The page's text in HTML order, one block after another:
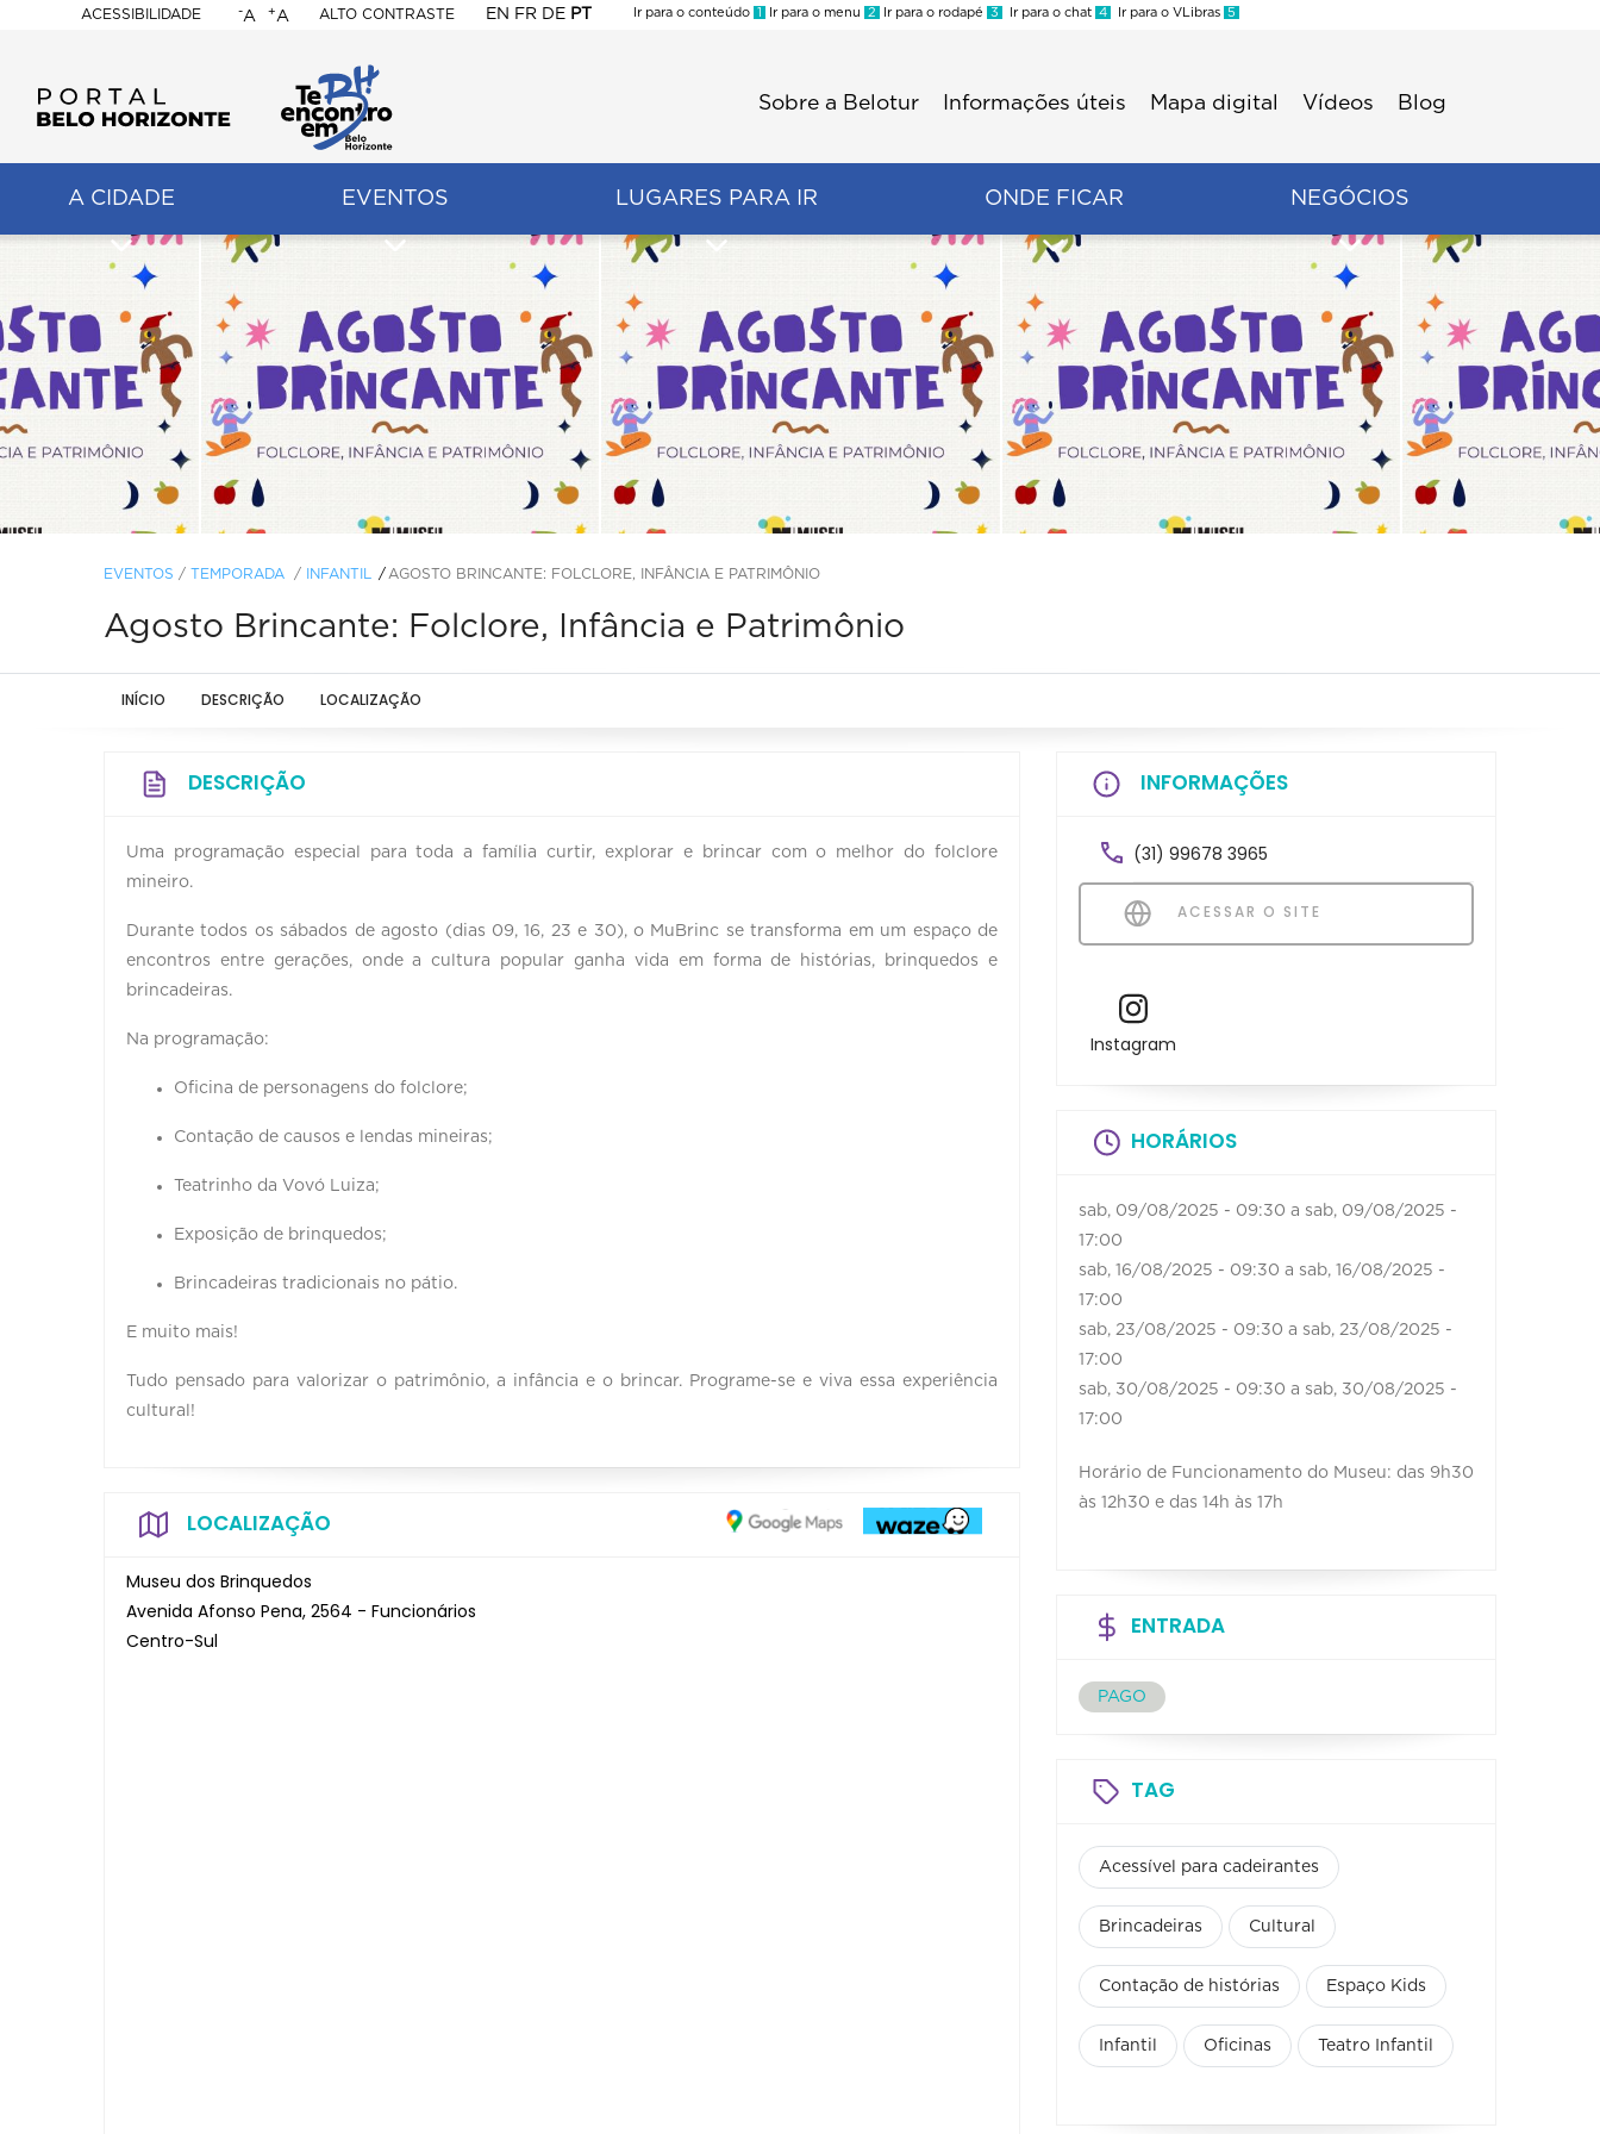
ACESSIBILIDADE
BELO
HORIZONTE
-A +A ALTO CONTRASTE EN FR DE PT
Ir para o conteúdo 1 Ir para o menu 2 Ir para o rodapé 3 Ir para o chat 4 Ir para o VLibras 5
Sobre a Belotur Informações úteis Mapa digital Vídeos Blog
A CIDADE EVENTOS LUGARES PARA IR ONDE FICAR NEGÓCIOS
EVENTOS / TEMPORADA / INFANTIL AGOSTO BRINCANTE: FOLCLORE, INFÂNCIA E PATRIMÔNIO
Agosto Brincante: Folclore, Infância e Patrimônio
INÍCIO DESCRIÇÃO LOCALIZAÇÃO
DESCRIÇÃO
Uma programação especial para toda a família curtir, explorar e brincar com o melhor do folclore
mineiro.
Durante todos os sábados de agosto (dias 09, 16, 23 e 30), o MuBrinc se transforma em um espaço de
encontros entre gerações, onde a cultura popular ganha vida em forma de histórias, brinquedos e
brincadeiras.
Na programação:
Oficina de personagens do folclore;
Contação de causos e lendas mineiras;
Teatrinho da Vovó Luiza;
Exposição de brinquedos;
Brincadeiras tradicionais no pátio.
E muito mais!
Tudo pensado para valorizar o patrimônio, a infância e o brincar. Programe-se e viva essa experiência
cultural!
LOCALIZAÇÃO
Museu dos Brinquedos
Avenida Afonso Pena, 2564 - Funcionários
Centro-Sul
INFORMAÇÕES
(31) 99678 3965
ACESSAR O SITE
Instagram
HORÁRIOS
sab, 09/08/2025 - 09:30 a sab, 09/08/2025 -
17:00
sab, 16/08/2025 - 09:30 a sab, 16/08/2025 -
17:00
sab, 23/08/2025 - 09:30 a sab, 23/08/2025 -
17:00
sab, 30/08/2025 - 09:30 a sab, 30/08/2025 -
17:00
Horário de Funcionamento do Museu: das 9h30
às 12h30 e das 14h às 17h
ENTRADA
PAGO
TAG
Acessível para cadeirantes
Brincadeiras Cultural
Contação de histórias Espaço Kids
Infantil Oficinas Teatro Infantil